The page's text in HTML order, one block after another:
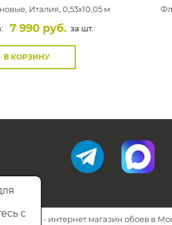
Италия, 0,53x10,05 м
7 990 руб. за шт.
В КОРЗИНУ
Walls.ru - интернет магазин обоев в
с